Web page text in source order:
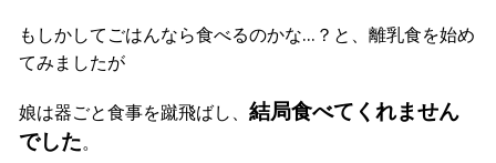
もしかしてごはんなら食べるのかな…？と、離乳食を始め
てみましたが
娘は器ごと食事を蹴飛ばし、 結局食べてくれません
でした。